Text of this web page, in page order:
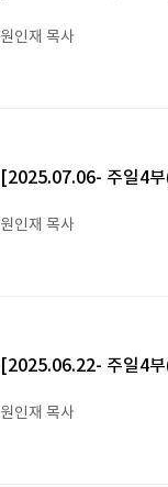
원인재 목사
[2025.07.06- 주일4
원인재 목사
[2025.06.22- 주일4
원인재 목사